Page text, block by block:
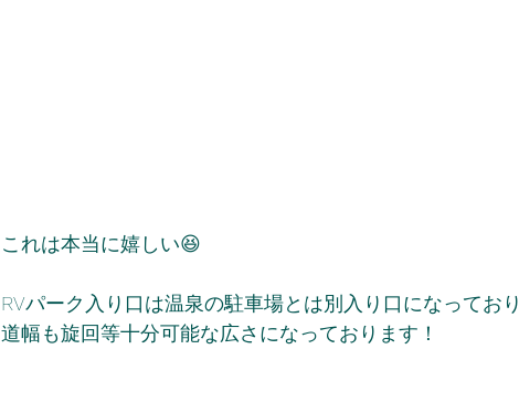
これは本当に嬉しい😆
RVパーク入り口は温泉の駐車場とは別入り口になっており
道幅も旋回等十分可能な広さになっております！